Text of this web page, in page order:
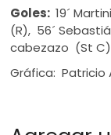
Goles: 19´
(R), 56´
cabezazo (St
Gráfica: Patricio